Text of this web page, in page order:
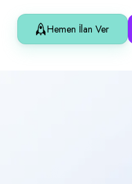
Hemen İlan Ver